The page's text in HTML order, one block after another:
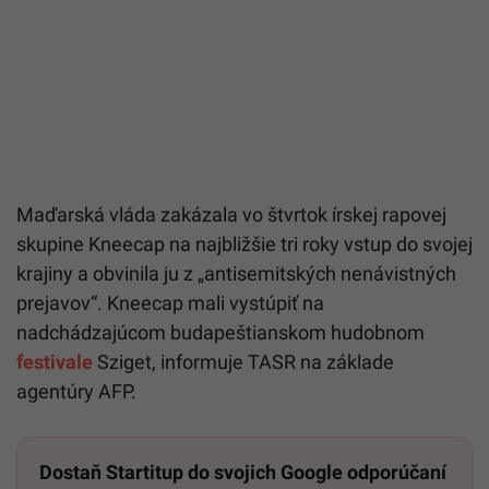
Maďarská vláda zakázala vo štvrtok írskej rapovej
skupine Kneecap na najbližšie tri roky vstup do svojej
krajiny a obvinila ju z „antisemitských nenávistných
prejavov“. Kneecap mali vystúpiť na
nadchádzajúcom budapeštianskom hudobnom
festivale Sziget, informuje TASR na základe
agentúry AFP.
Dostaň Startitup do svojich Google odporúčaní